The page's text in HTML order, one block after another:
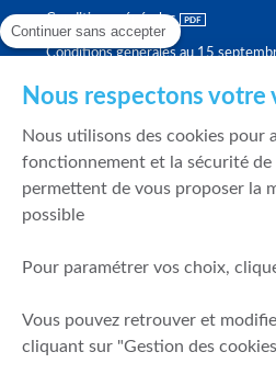
Conditions générales
Conditions générales au 15
Politique de meilleure sélection
Politique de durabilité
Fonds de garantie des dépôts et de
Mentions légales
Prévention de la fraude
Continuer sans accepter
Nous respectons votre
Nous utilisons des cookies pour
fonctionnement et la sécurité de
permettent de vous proposer la
possible
Pour paramétrer vos choix,
Vous pouvez retrouver et
cliquant sur "Gestion des